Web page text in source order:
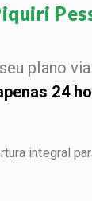
plano via
24
integral